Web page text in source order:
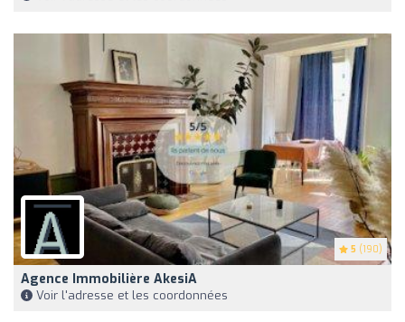
5 (190)
Agence Immobilière AkesiA
Voir l'adresse et les coordonnées